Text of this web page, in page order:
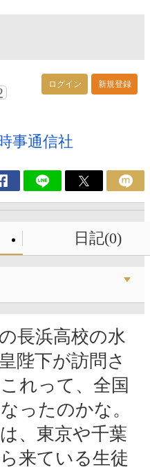
ログイン 新規登録
事通信社
日記(0)
長浜高校の水
陛下が訪問さ
れって、全国
ったのかな。
、東京や千葉
来ている生徒